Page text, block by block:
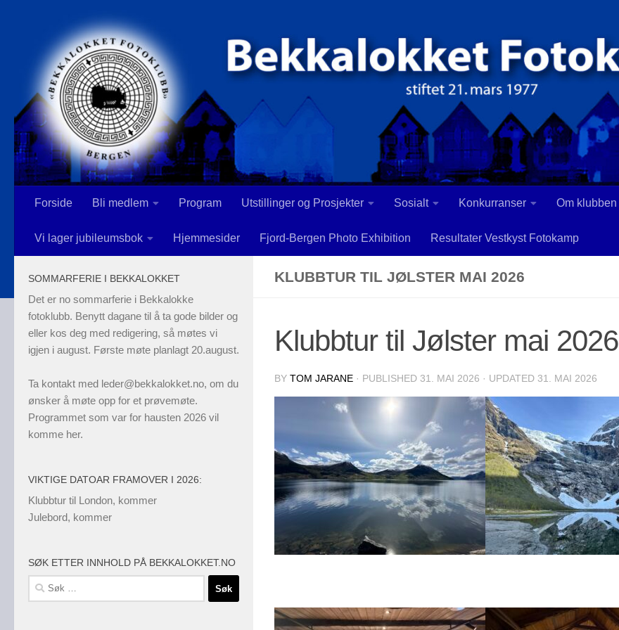
Skip to content
Forside Bli medlem Program Utstillinger og Prosjekter Sosialt Konkurranser Om klubben
Vi lager jubileumsbok Hjemmesider Fjord-Bergen Photo Exhibition Resultater Vestkyst Fotokamp
KLUBBTUR TIL JØLSTER MAI 2026
Klubbtur til Jølster mai 2026
BY TOM JARANE · PUBLISHED 31. MAI 2026 · UPDATED 31. MAI 2026
SOMMARFERIE I BEKKALOKKET
Det er no sommarferie i Bekkalokke
fotoklubb. Benytt dagane til å ta gode bilder og
eller kos deg med redigering, så møtes vi
igjen i august. Første møte planlagt 20.august.
Ta kontakt med leder@bekkalokket.no, om du
ønsker å møte opp for et prøvemøte.
Programmet som var for hausten 2026 vil
komme her.
VIKTIGE DATOAR FRAMOVER I 2026:
Klubbtur til London, kommer
Julebord, kommer
SØK ETTER INNHOLD PÅ BEKKALOKKET.NO
Søk
etter: